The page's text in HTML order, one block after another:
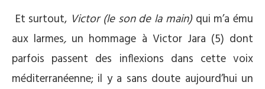
Et surtout, Victor (le son de la main)qui m’a ému
aux larmes, un hommage à Victor Jara (5) dont
parfois passent des inflexions dans cette voix
méditerranéenne; il y a sans doute aujourd’hui un